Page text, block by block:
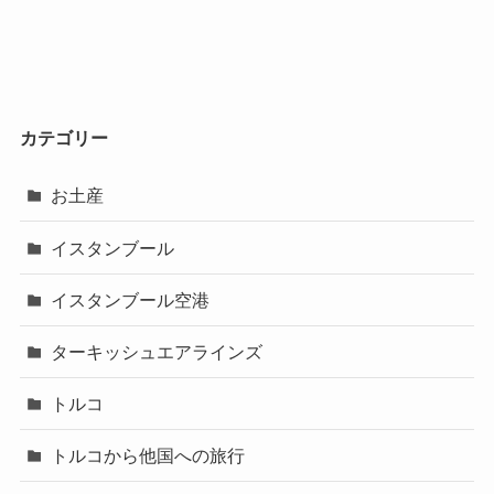
カテゴリー
お土産
イスタンブール
イスタンブール空港
ターキッシュエアラインズ
トルコ
トルコから他国への旅行